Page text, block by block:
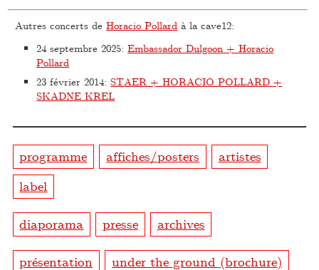
Autres concerts deHoracio Pollard à la cave12:
24 septembre 2025:Embassador Dulgoon + Horacio
Pollard
23 février 2014:STAER + HORACIO POLLARD +
SKADNE KREL
programme affiches/posters
artistes
label
diaporama presse archives
présentation under the ground (brochure)